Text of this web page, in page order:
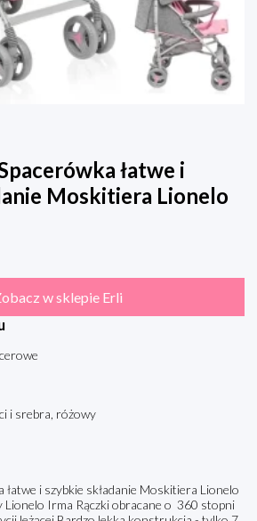
łatwe i
Moskitiera Lionelo
w sklepie Erli
i srebra, różowy
łatwe i szybkie składanie Moskitiera Lionelo
Lionelo Irma Rączki obracane o 360 stopni